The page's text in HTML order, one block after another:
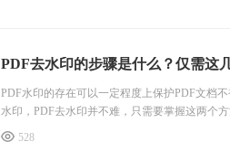
PDF去水印的步骤是什么？仅需这
PDF水印的存在可以一定程度上保护PDF文档
水印，PDF去水印并不难，只需要掌握这两个
步骤吧！感兴趣的伙伴可以跟我一起看看以下
528